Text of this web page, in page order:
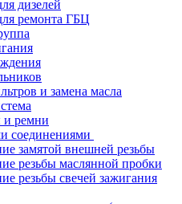
дизелей
ремонта ГБЦ
и замена масла
ремни
соединениями
замятой внешней резьбы
резьбы маслянной пробки
резьбы свечей зажигания